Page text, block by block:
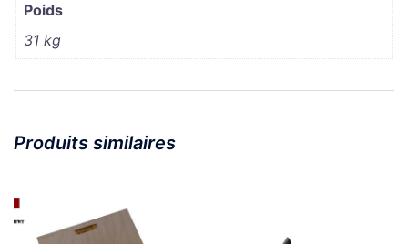
Poids
31 kg
Produits similaires